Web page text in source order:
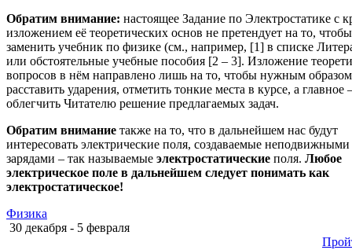
Обратим внимание: настоящее Задание по Электростатике с
изложением её теоретических основ не претендует на то, чтобы
заменить учебник по физике (см., например, [1] в списке
или обстоятельные учебные пособия [2 – 3]. Изложение
вопросов в нём направлено лишь на то, чтобы нужным образом
расставить ударения, отметить тонкие места в курсе, а главное
облегчить Читателю решение предлагаемых задач.
Обратим внимание также на то, что в дальнейшем нас будут
интересовать электрические поля, создаваемые неподвижными
зарядами – так называемые электростатические поля. Любое
электрическое поле в дальнейшем следует понимать как
электростатическое!
Физика
30 декабря - 5 февраля